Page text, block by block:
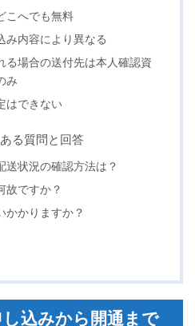
こへでも無料
み内容により異なる
る場合の送付先は本人確認資
み
はできない
る質問と回答
送状況の確認方法は？
故ですか？
かかりますか？
込みから開通まで